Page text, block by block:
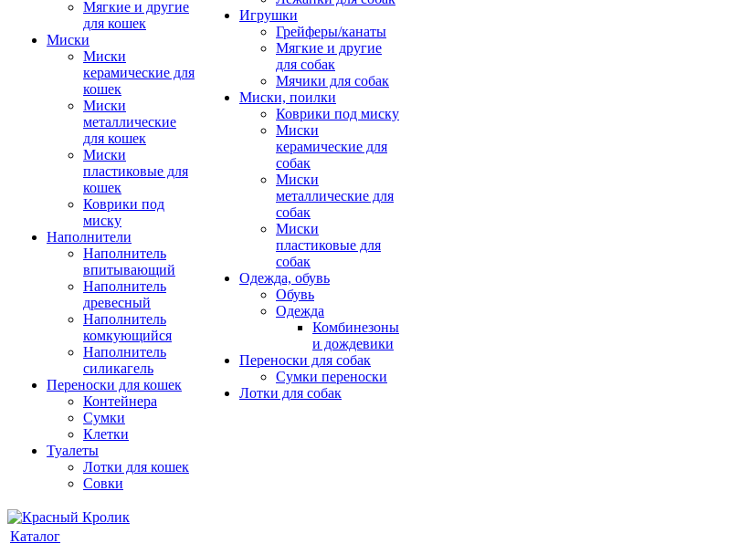
Мягкие и другие
для кошек
Миски
Миски
керамические для
кошек
Миски
металлические
для кошек
Миски
пластиковые для
кошек
Коврики под
миску
Наполнители
Наполнитель
впитывающий
Наполнитель
древесный
Наполнитель
комкующийся
Наполнитель
силикагель
Переноски для кошек
Контейнера
Сумки
Клетки
Туалеты
Лотки для кошек
Совки
Игрушки
Грейферы/канаты
Мягкие и другие
для собак
Мячики для собак
Миски, поилки
Коврики под миску
Миски
керамические для
собак
Миски
металлические для
собак
Миски
пластиковые для
собак
Одежда, обувь
Обувь
Одежда
Комбинезоны
и дождевики
Переноски для собак
Сумки переноски
Лотки для собак
Каталог